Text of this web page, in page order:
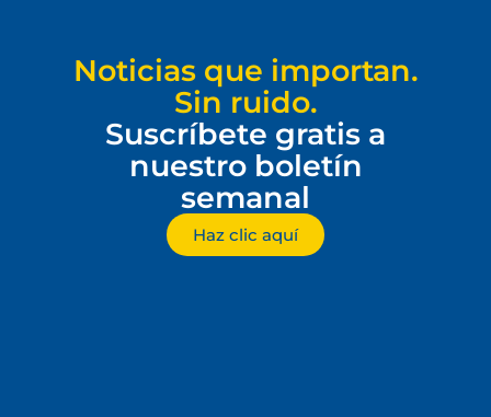
Noticias que importan.
Sin ruido.
Suscríbete gratis a
nuestro boletín
semanal
Haz clic aquí